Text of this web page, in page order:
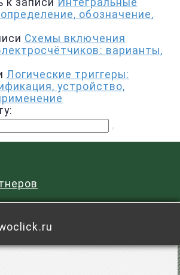
к записи Интегральные
обозначение,
Схемы включения
варианты,
Логические триггеры:
устройство,